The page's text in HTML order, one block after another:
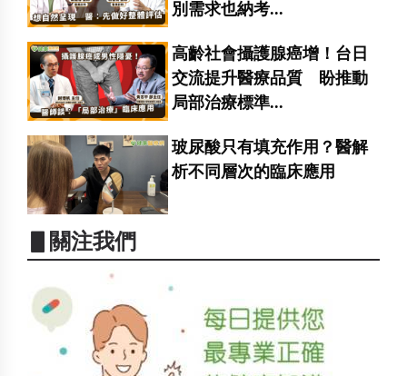
別需求也納考...
高齡社會攝護腺癌增！台日
交流提升醫療品質 盼推動
局部治療標準...
玻尿酸只有填充作用？醫解
析不同層次的臨床應用
▋關注我們